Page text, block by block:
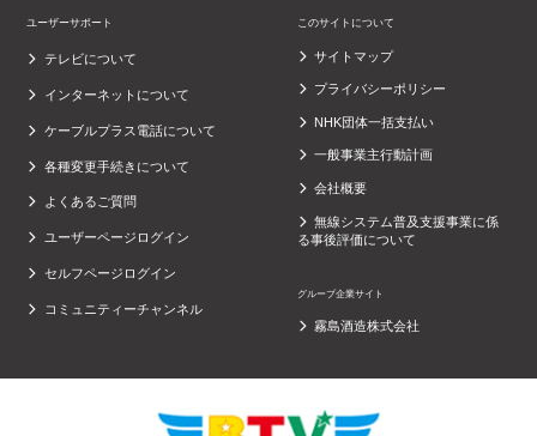
ユーザーサポート
テレビについて
インターネットについて
ケーブルプラス電話について
各種変更手続きについて
よくあるご質問
ユーザーページログイン
セルフページログイン
コミュニティーチャンネル
このサイトについて
サイトマップ
プライバシーポリシー
NHK団体一括支払い
一般事業主行動計画
会社概要
無線システム普及支援事業に係
る事後評価について
グループ企業サイト
霧島酒造株式会社